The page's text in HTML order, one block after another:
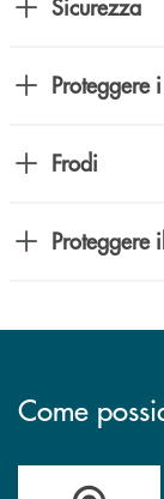
Sicurezza
Proteggere
Frodi
Proteggere
Come
Trova la filiale più